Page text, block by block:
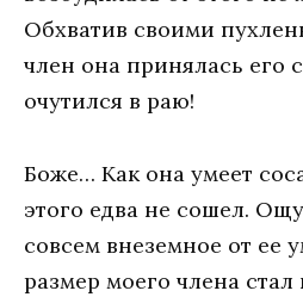
Обхватив своими
член она принялась его
очутился в раю!
Боже… Как она умеет
этого едва не сошел.
совсем внеземное от ее
размер моего члена